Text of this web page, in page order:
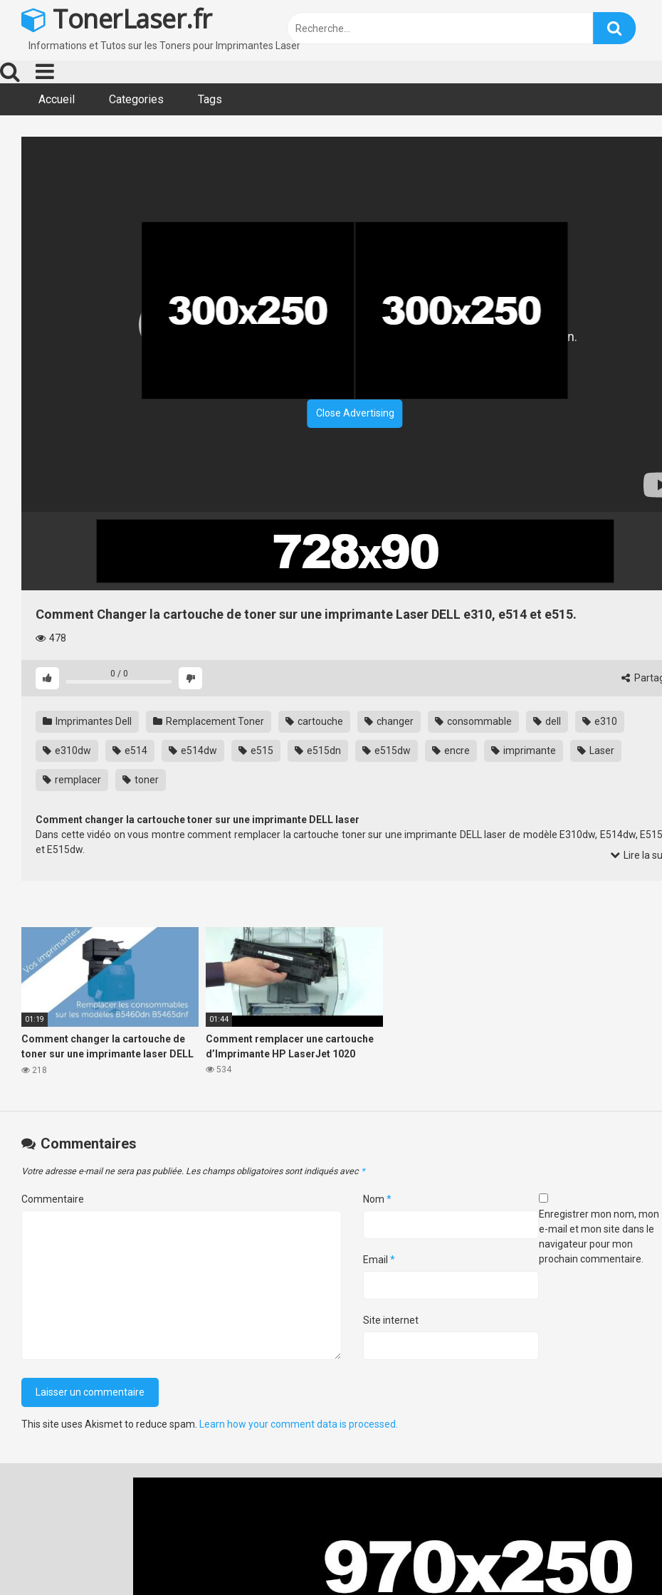
TonerLaser.fr
Informations et Tutos sur les Toners pour Imprimantes Laser
Accueil Categories Tags
Close Advertising
Comment Changer la cartouche de toner sur une imprimante Laser DELL e310, e514 et e515.
478
0 / 0
Imprimantes Dell Remplacement Toner cartouche changer consommable dell e310
e310dw e514 e514dw e515 e515dn e515dw encre imprimante Laser
remplacer toner
Comment changer la cartouche toner sur une imprimante DELL laser
Dans cette vidéo on vous montre comment remplacer la cartouche toner sur une imprimante DELL laser de modèle E310dw, E514dw,
et E515dw.
Lire la
01:19
Comment changer la cartouche de
toner sur une imprimante laser DELL
b5460 et b5465.
218
01:44
Comment remplacer une cartouche
d’Imprimante HP LaserJet 1020
534
Commentaires
Votre adresse e-mail ne sera pas publiée. Les champs obligatoires sont indiqués avec *
Commentaire Nom *
Email *
Site internet
Enregistrer mon nom, mon
e-mail et mon site dans le
navigateur pour mon
prochain commentaire.
This site uses Akismet to reduce spam. Learn how your comment data is processed.